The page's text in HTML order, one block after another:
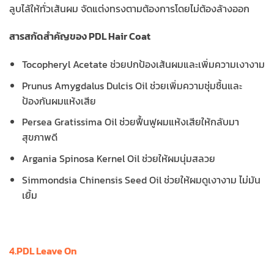
ลูบไล้ให้ทั่วเส้นผม จัดแต่งทรงตามต้องการโดยไม่ต้องล้างออก
สารสกัดสำคัญของ PDL Hair Coat
Tocopheryl Acetate ช่วยปกป้องเส้นผมและเพิ่มความเงางาม
Prunus Amygdalus Dulcis Oil ช่วยเพิ่มความชุ่มชื้นและ
ป้องกันผมแห้งเสีย
Persea Gratissima Oil ช่วยฟื้นฟูผมแห้งเสียให้กลับมา
สุขภาพดี
Argania Spinosa Kernel Oil ช่วยให้ผมนุ่มสลวย
Simmondsia Chinensis Seed Oil ช่วยให้ผมดูเงางาม ไม่มัน
เยิ้ม
4.PDL Leave On